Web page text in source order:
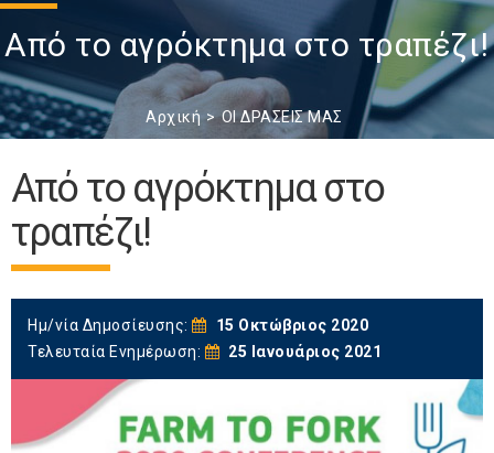
Από το αγρόκτημα στο τραπέζι!
Αρχική ΟΙ ΔΡΑΣΕΙΣ ΜΑΣ
Από το αγρόκτημα στο
τραπέζι!
Ημ/νία Δημοσίευσης:
15 Οκτώβριος 2020
Τελευταία Ενημέρωση:
25 Ιανουάριος 2021